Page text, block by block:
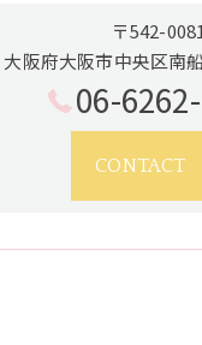
〒542-0081
大阪府大阪市中央区南
06-
CONTACT